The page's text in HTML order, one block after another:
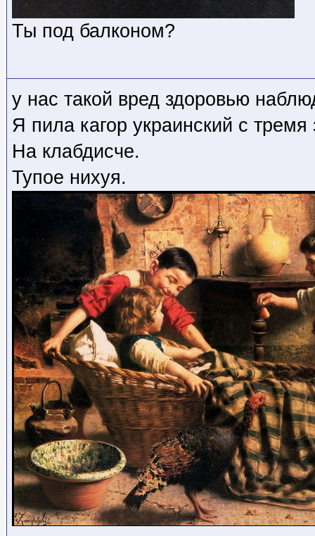
Ты под балконом?
у нас такой вред здоровью
Я пила кагор украинский с
На клабдисче.
Тупое нихуя.